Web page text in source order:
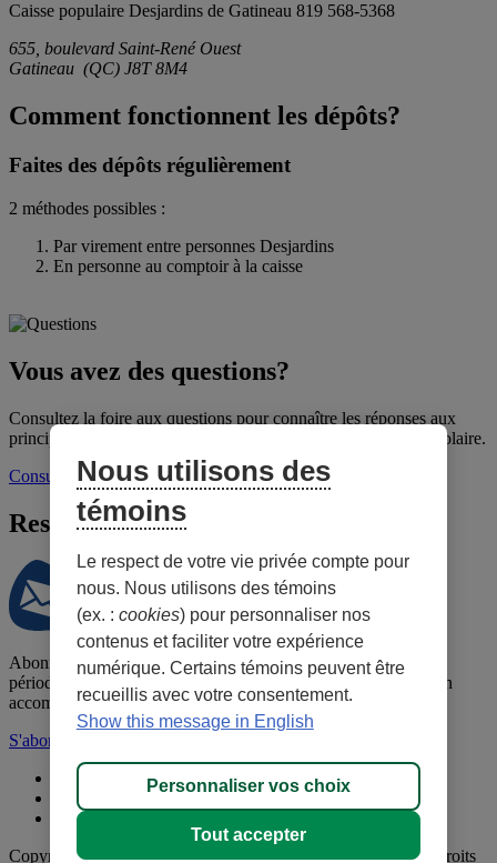
Caisse populaire Desjardins de Gatineau 819 568-5368
655, boulevard Saint-René Ouest
Gatineau (QC) J8T 8M4
Comment fonctionnent les dépôts?
Faites des dépôts régulièrement
2 méthodes possibles :
Par virement entre personnes Desjardins
En personne au comptoir à la caisse
Vous avez des questions?
Consultez la foire aux questions pour connaître les réponses aux
principales questions concernant le programme de la Caisse scolaire.
Consulter la FAQ
Restez à l’affût!
Abonnez-vous à l'infolettre de la Caisse scolaire et recevez
périodiquement du contenu en éducation financière afin de bien
accompagner votre enfant dans ses apprentissages.
S'abonner à l'infolettre
Politique de confidentialité
Conditions d'utilisation
Personnaliser les témoins
Copyright © 2026, Mouvement des caisses Desjardins. Tous droits
Nous utilisons des
témoins
Le respect de votre vie privée compte pour
nous. Nous utilisons des témoins
(ex. : cookies) pour personnaliser nos
contenus et faciliter votre expérience
numérique. Certains témoins peuvent être
recueillis avec votre consentement.
Show this message in English
Personnaliser vos choix
Tout accepter